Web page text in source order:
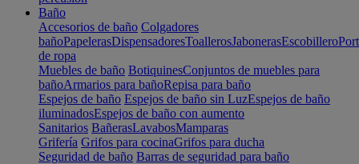
Baño
Accesorios de baño Colgadores
bañoPapelerasDispensadoresToallerosJabonerasEscobillero
de ropa
Muebles de baño BotiquinesConjuntos de muebles para
bañoArmarios para bañoRepisa para baño
Espejos de baño Espejos de baño sin LuzEspejos de baño
iluminadosEspejos de baño con aumento
Sanitarios BañerasLavabosMamparas
Grifería Grifos para cocinaGrifos para ducha
Seguridad de baño Barras de seguridad para baño